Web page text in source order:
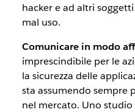
hacker e ad altri
mal uso.
Comunicare in modo
imprescindibile per le
la sicurezza delle
sta assumendo sempre
nel mercato. Uno studio